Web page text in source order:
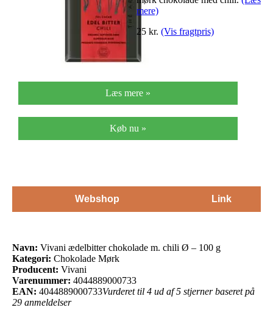
mere)
25 kr. (Vis fragtpris)
Læs mere »
Køb nu »
Webshop Link
Navn: Vivani ædelbitter chokolade m. chili Ø – 100 g
Kategori: Chokolade Mørk
Producent: Vivani
Varenummer: 4044889000733
EAN: 4044889000733Vurderet til 4 ud af 5 stjerner baseret på
29 anmeldelser